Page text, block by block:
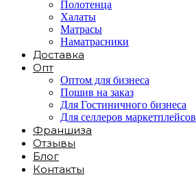
Полотенца
Халаты
Матрасы
Наматрасники
Доставка
Опт
Оптом для бизнеса
Пошив на заказ
Для Гостиничного бизнеса
Для селлеров маркетплейсов
Франшиза
Отзывы
Блог
Контакты